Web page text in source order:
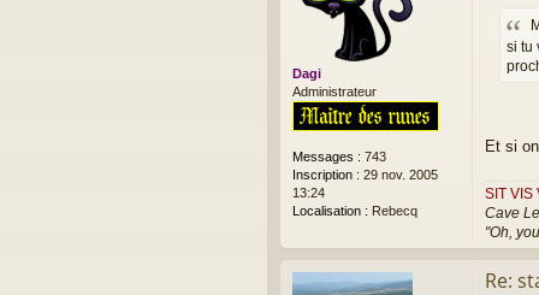
Dagi
Administrateur
Messages : 743
Inscription : 29 nov. 2005
13:24
Localisation : Rebecq
e
g
n
u
si tu
Et si
SIT VIS
Cave
"Oh,
Re: